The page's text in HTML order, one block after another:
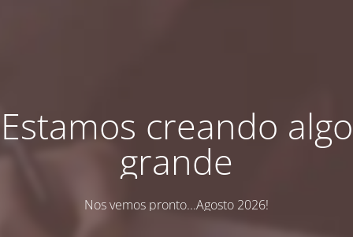
Estamos creando algo
grande
Nos vemos pronto...Agosto 2026!